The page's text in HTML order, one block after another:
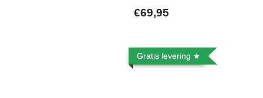
€69,95
Gratis levering